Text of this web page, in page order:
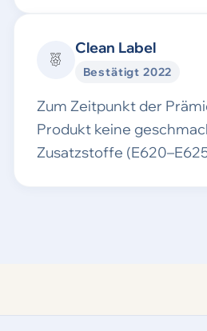
Clean Label
Bestätigt 2022
Zum Zeitpunkt der
Produkt keine
Zusatzstoffe